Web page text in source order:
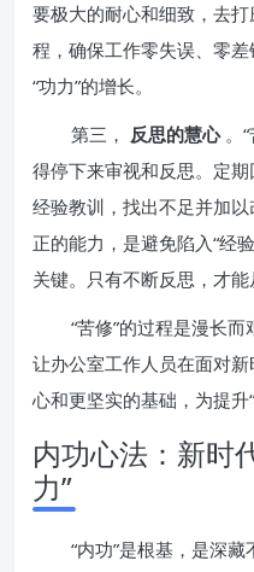
要极大的耐心和细致，去
程，确保工作零失误、零
“功力”的增长。
第三， 反思的慧心 。
得停下来审视和反思。定
经验教训，找出不足并加
正的能力，是避免陷入“经
关键。只有不断反思，才能
“苦修”的过程是漫长
让办公室工作人员在面对
心和更坚实的基础，为提升
内功心法：新时
力”
“内功”是根基，是深藏